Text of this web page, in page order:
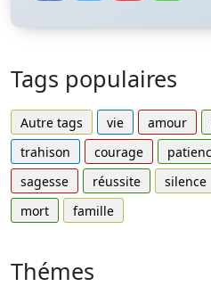
Tags populaires
Autre tags vie amour
trahison
courage
sagesse
réussite silence
mort
famille
Thémes